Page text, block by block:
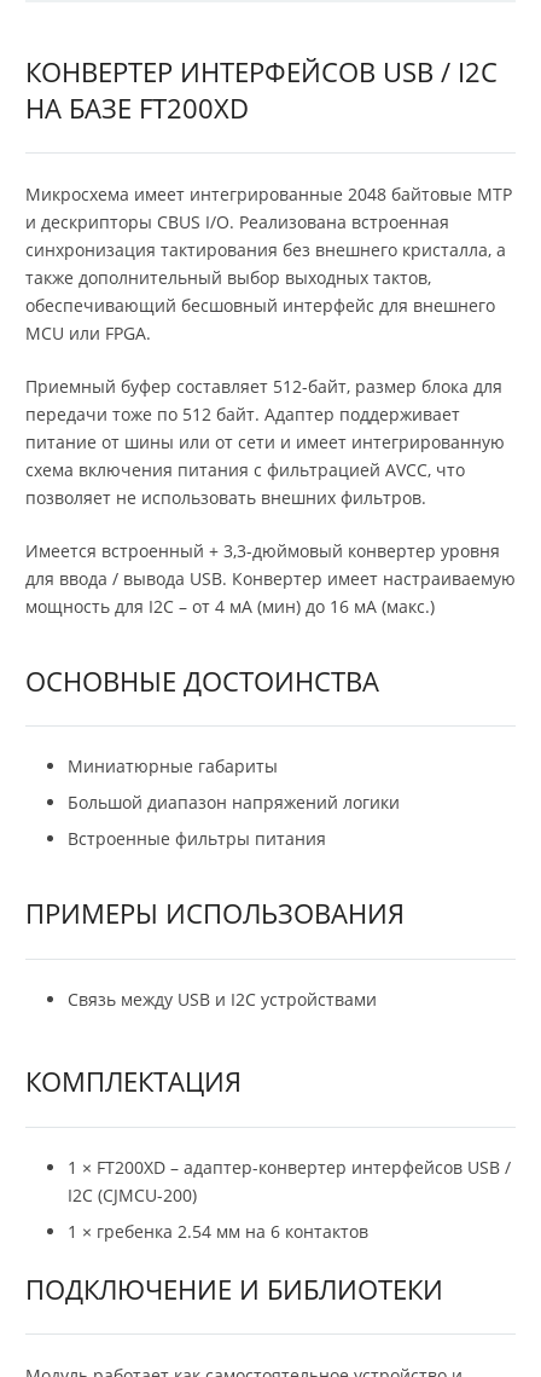
КОНВЕРТЕР ИНТЕРФЕЙСОВ USB / I2C
НА БАЗЕ FT200XD
Микросхема имеет интегрированные 2048 байтовые MTP
и дескрипторы CBUS I/O. Реализована встроенная
синхронизация тактирования без внешнего кристалла, а
также дополнительный выбор выходных тактов,
обеспечивающий бесшовный интерфейс для внешнего
MCU или FPGA.
Приемный буфер составляет 512-байт, размер блока для
передачи тоже по 512 байт. Адаптер поддерживает
питание от шины или от сети и имеет интегрированную
схема включения питания с фильтрацией AVCC, что
позволяет не использовать внешних фильтров.
Имеется встроенный + 3,3-дюймовый конвертер уровня
для ввода / вывода USB. Конвертер имеет настраиваемую
мощность для I2C – от 4 мА (мин) до 16 мА (макс.)
ОСНОВНЫЕ ДОСТОИНСТВА
Миниатюрные габариты
Большой диапазон напряжений логики
Встроенные фильтры питания
ПРИМЕРЫ ИСПОЛЬЗОВАНИЯ
Связь между USB и I2C устройствами
КОМПЛЕКТАЦИЯ
1 × FT200XD – адаптер-конвертер интерфейсов USB /
I2C (CJMCU-200)
1 × гребенка 2.54 мм на 6 контактов
ПОДКЛЮЧЕНИЕ И БИБЛИОТЕКИ